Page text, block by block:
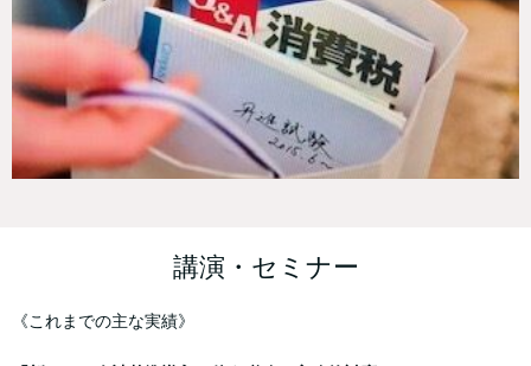
講演・セミナー
《これまでの主な実績》